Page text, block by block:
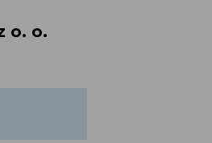
o. o.